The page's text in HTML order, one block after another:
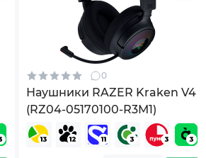
0
Наушники RAZER Kraken V4
(RZ04-05170100-R3M1)